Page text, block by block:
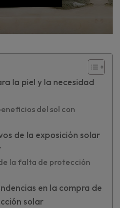
la piel y la necesidad
del sol con
de la exposición solar
la falta de protección
en la compra de
solar